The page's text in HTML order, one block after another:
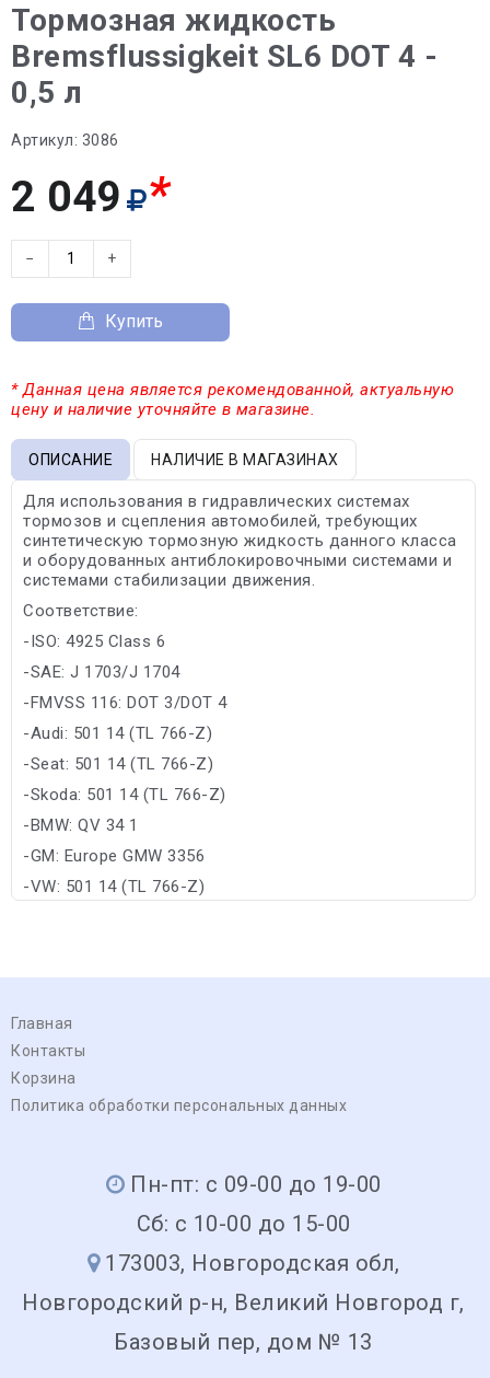
Тормозная жидкость
Bremsflussigkeit SL6 DOT 4 -
0,5 л
Артикул: 3086
2 049 *
− +
Купить
* Данная цена является рекомендованной, актуальную
цену и наличие уточняйте в магазине.
ОПИСАНИЕ НАЛИЧИЕ В МАГАЗИНАХ
Для использования в гидравлических системах
тормозов и сцепления автомобилей, требующих
синтетическую тормозную жидкость данного класса
и оборудованных антиблокировочными системами и
системами стабилизации движения.
Соответствие:
-ISO: 4925 Class 6
-SAE: J 1703/J 1704
-FMVSS 116: DOT 3/DOT 4
-Audi: 501 14 (TL 766-Z)
-Seat: 501 14 (TL 766-Z)
-Skoda: 501 14 (TL 766-Z)
-BMW: QV 34 1
-GM: Europe GMW 3356
-VW: 501 14 (TL 766-Z)
Главная
Контакты
Корзина
Политика обработки персональных данных
Пн-пт: с 09-00 до 19-00
Сб: с 10-00 до 15-00
173003, Новгородская обл,
Новгородский р-н, Великий Новгород г,
Базовый пер, дом № 13